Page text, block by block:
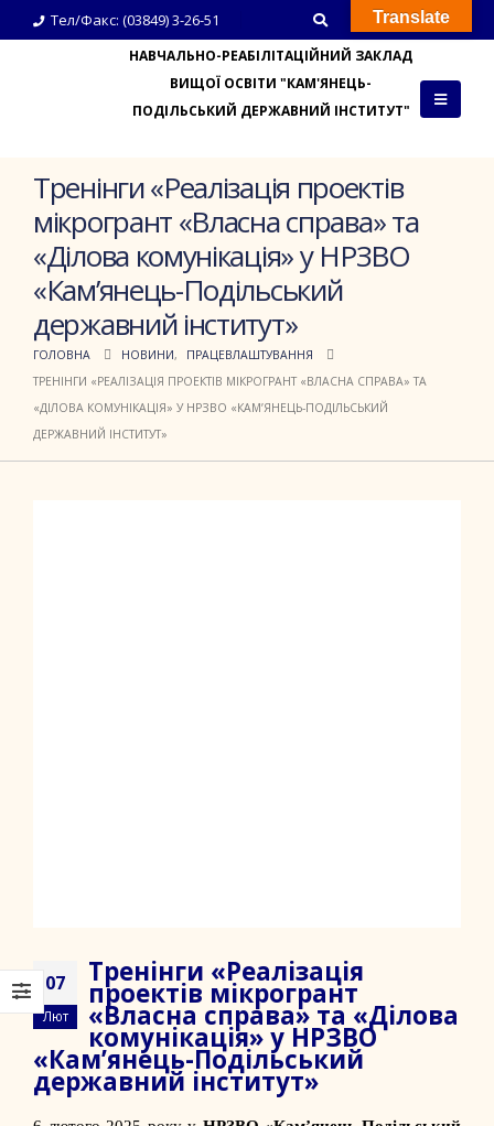
Тел/Факс: (03849) 3-26-51
НАВЧАЛЬНО-РЕАБІЛІТАЦІЙНИЙ ЗАКЛАД
ВИЩОЇ ОСВІТИ "КАМ'ЯНЕЦЬ-
ПОДІЛЬСЬКИЙ ДЕРЖАВНИЙ ІНСТИТУТ"
Тренінги «Реалізація проектів
мікрогрант «Власна справа» та
«Ділова комунікація» у НРЗВО
«Кам’янець-Подільський
державний інститут»
ГОЛОВНА НОВИНИ,
ПРАЦЕВЛАШТУВАННЯ
ТРЕНІНГИ «РЕАЛІЗАЦІЯ ПРОЕКТІВ МІКРОГРАНТ «ВЛАСНА СПРАВА» ТА
«ДІЛОВА КОМУНІКАЦІЯ» У НРЗВО «КАМ’ЯНЕЦЬ-ПОДІЛЬСЬКИЙ
ДЕРЖАВНИЙ ІНСТИТУТ»
07
Лют
Тренінги «Реалізація
проектів мікрогрант
«Власна справа» та «Ділова
комунікація» у НРЗВО
«Кам’янець-Подільський
державний інститут»
Translate